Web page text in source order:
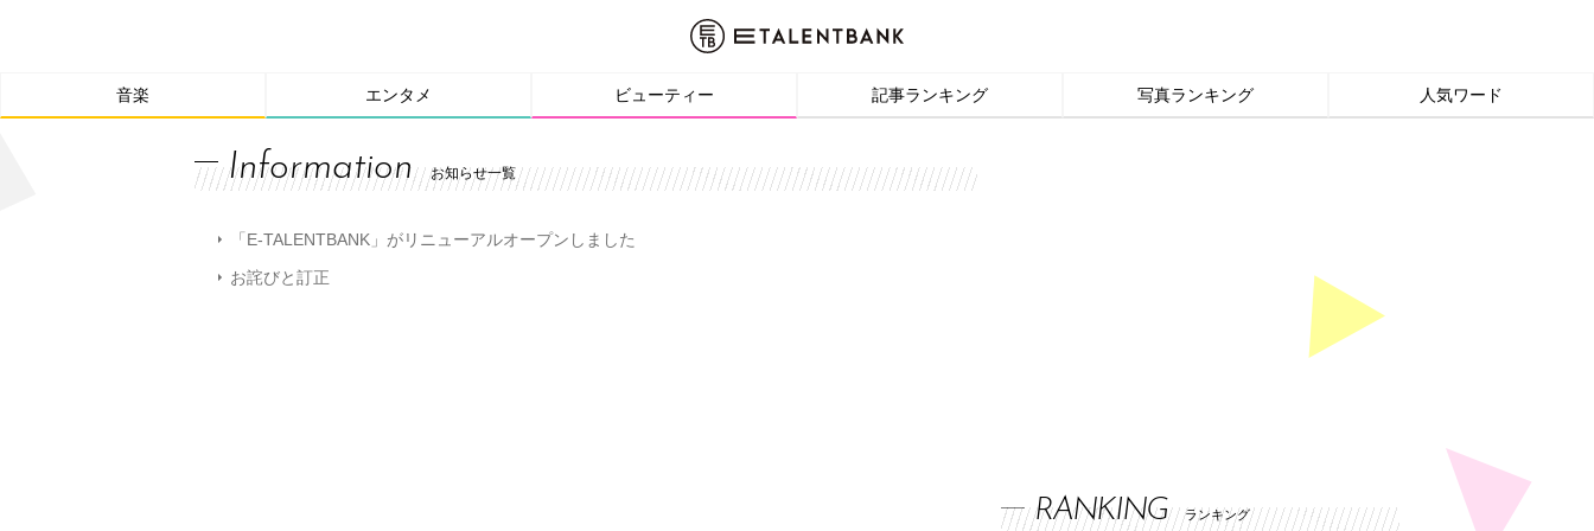
音楽 エンタメ ビューティー 記事ランキング 写真ランキング 人気ワード
Information お知らせ一覧
「E-TALENTBANK」がリニューアルオープンしました
お詫びと訂正
RANKING ランキング